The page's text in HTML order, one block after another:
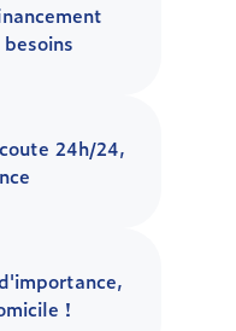
24h/24,
!